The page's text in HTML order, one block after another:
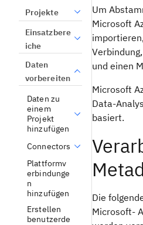
Projekte
Einsatzbere
iche
Daten
vorbereiten
Daten zu
einem
Projekt
hinzufügen
Connectors
Plattformv
erbindunge
n
hinzufügen
Erstellen
benutzerde
Um
Microsoft
und einen
Microsoft
Data-
basiert.
Die
Microsoft-